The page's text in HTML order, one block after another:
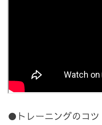
●トレーニングのコツ